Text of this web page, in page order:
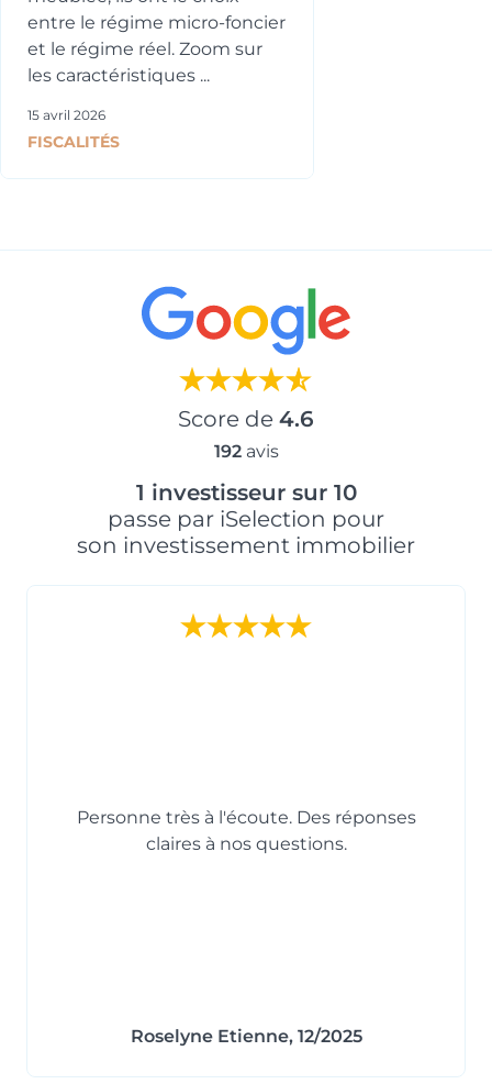
entre le régime micro-foncier
et le régime réel. Zoom sur
les caractéristiques ...
15 avril 2026
FISCALITÉS
Score de 4.6
192avis
1 investisseur sur 10
passe par iSelection pour
son investissement immobilier
Personne très à l'écoute. Des réponses
claires à nos questions.
Roselyne Etienne, 12/2025